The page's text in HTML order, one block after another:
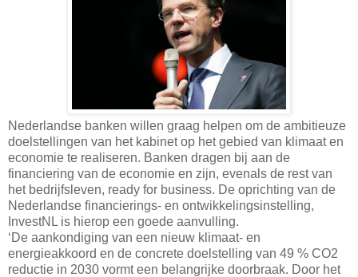
Nederlandse banken willen graag helpen om de ambitieuze
doelstellingen van het kabinet op het gebied van klimaat en
economie te realiseren. Banken dragen bij aan de
financiering van de economie en zijn, evenals de rest van
het bedrijfsleven, ready for business. De oprichting van de
Nederlandse financierings- en ontwikkelingsinstelling,
InvestNL is hierop een goede aanvulling.
‘De aankondiging van een nieuw klimaat- en
energieakkoord en de concrete doelstelling van 49 % CO2
reductie in 2030 vormt een belangrijke doorbraak. Door het